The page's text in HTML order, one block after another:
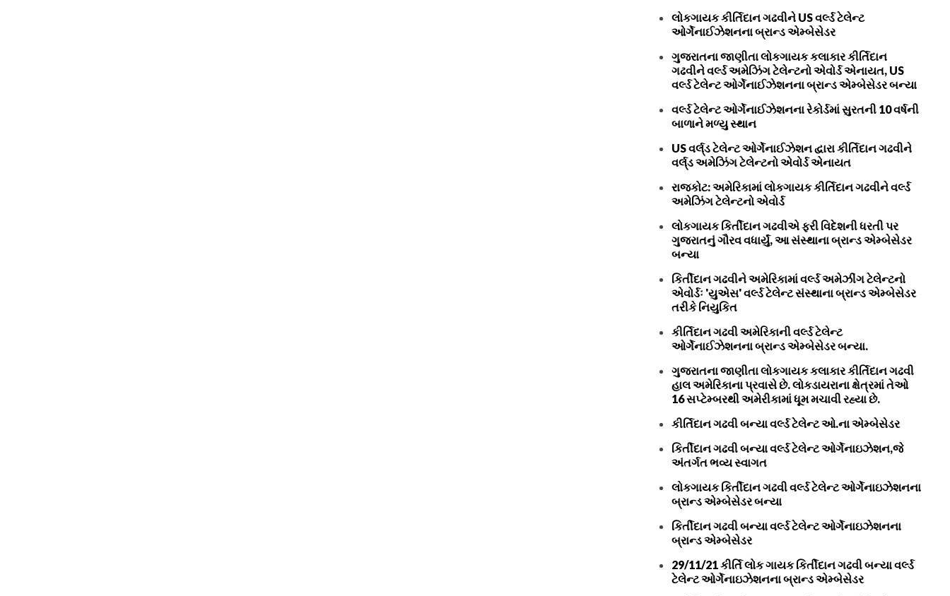
લોકગાયક કીર્તિદાન ગઢવીને US વર્લ્ડ ટેલેન્ટ
ઓર્ગેનાઈઝેશનના બ્રાન્ડ એમ્બેસેડર
ગુજરાતના જાણીતા લોકગાયક કલાકાર કીર્તિદાન
ગઢવીને વર્લ્ડ અમેઝિંગ ટેલેન્ટનો એવોર્ડ એનાયત, US
વર્લ્ડ ટેલેન્ટ ઓર્ગેનાઈઝેશનના બ્રાન્ડ એમ્બેસેડર બન્યા
વર્લ્ડ ટેલેન્ટ ઓર્ગેનાઈઝેશનના રેકોર્ડમાં સુરતની 10 વર્ષની
બાળાને મળ્યુ સ્થાન
US વર્લ્‌ડ ટેલેન્ટ ઓર્ગેનાઈઝેશન દ્વારા કીર્તિદાન ગઢવીને
વર્લ્‌ડ અમેઝિંગ ટેલેન્ટનો એવોર્ડ એનાયત
રાજકોટ: અમેરિકામાં લોકગાયક કીર્તિદાન ગઢવીને વર્લ્ડ
અમેઝિંગ ટેલેન્ટનો એવોર્ડ
લોકગાયક કિર્તીદાન ગઢવીએ ફરી વિદેશની ધરતી પર
ગુજરાતનું ગૌરવ વધાર્યું, આ સંસ્થાના બ્રાન્ડ એમ્બેસેડર
બન્યા
કિર્તીદાન ગઢવીને અમેરિકામાં વર્લ્ડ અમેઝીંગ ટેલેન્ટનો
એવોર્ડઃ 'યુએસ' વર્લ્ડ ટેલેન્ટ સંસ્થાના બ્રાન્ડ એમ્બેસેડર
તરીકે નિયુકિત
કીર્તિદાન ગઢવી અમેરિકાની વર્લ્ડ ટેલેન્ટ
ઓર્ગેનાઈઝેશનના બ્રાન્ડ એમ્બેસેડર બન્યા.
ગુજરાતના જાણીતા લોકગાયક કલાકાર કીર્તિદાન ગઢવી
હાલ અમેરિકાના પ્રવાસે છે. લોકડાયરાના ક્ષેત્રમાં તેઓ
16 સપ્ટેમ્બરથી અમેરીકામાં ધૂમ મચાવી રહ્યા છે.
કીર્તિદાન ગઢવી બન્યા વર્લ્ડ ટેલેન્ટ ઓ.ના એમ્બેસેડર
કિર્તીદાન ગઢવી બન્યા વર્લ્ડ ટેલેન્ટ ઓર્ગેનાઇઝેશન,જે
અંતર્ગત ભવ્ય સ્વાગત
લોકગાયક કિર્તીદાન ગઢવી વર્લ્ડ ટેલેન્ટ ઓર્ગેનાઇઝેશનના
બ્રાન્ડ એમ્બેસેડર બન્યા
કિર્તીદાન ગઢવી બન્યા વર્લ્ડ ટેલેન્ટ ઓર્ગેનાઇઝેશનના
બ્રાન્ડ એમ્બેસેડર
29/11/21 કીર્તિ લોક ગાયક કિર્તીદાન ગઢવી બન્યા વર્લ્ડ
ટેલેન્ટ ઓર્ગેનાઇઝેશનના બ્રાન્ડ એમ્બેસેડર